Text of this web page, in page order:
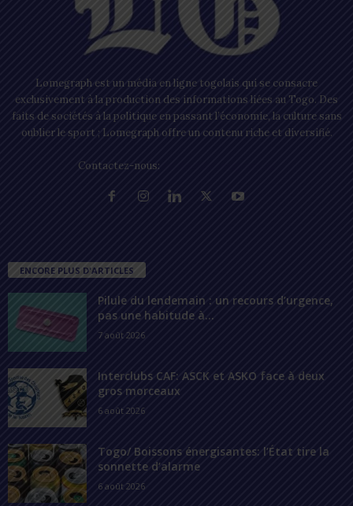
Lomegraph est un média en ligne togolais qui se consacre
exclusivement à la production des informations liées au Togo. Des
faits de sociétés à la politique en passant l’économie, la culture sans
oublier le sport ; Lomegraph offre un contenu riche et diversifié.
Contactez-nous:
ENCORE PLUS D'ARTICLES
Pilule du lendemain : un recours d’urgence,
pas une habitude à...
7 août 2026
Interclubs CAF: ASCK et ASKO face à deux
gros morceaux
6 août 2026
Togo/ Boissons énergisantes: l’État tire la
sonnette d’alarme
6 août 2026